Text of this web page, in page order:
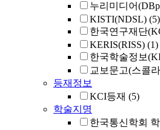
누리미디어
KISTI(NDSL) (5)
한국연구재단
KERIS(RISS) (1)
한국학술정보
교보문고(스콜
등재정보
KCI등재 (5)
학술지명
한국통신학회